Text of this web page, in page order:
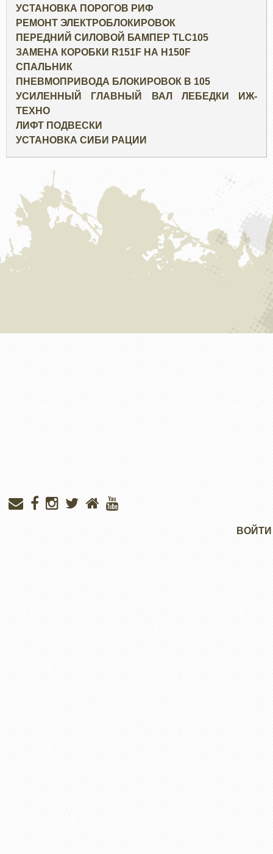
УСТАНОВКА ПОРОГОВ РИФ
РЕМОНТ ЭЛЕКТРОБЛОКИРОВОК
ПЕРЕДНИЙ СИЛОВОЙ БАМПЕР TLC105
ЗАМЕНА КОРОБКИ R151F НА H150F
СПАЛЬНИК
ПНЕВМОПРИВОДА БЛОКИРОВОК В 105
УСИЛЕННЫЙ ГЛАВНЫЙ ВАЛ ЛЕБЕДКИ ИЖ-
ТЕХНО
ЛИФТ ПОДВЕСКИ
УСТАНОВКА СИБИ РАЦИИ
ВОЙТИ